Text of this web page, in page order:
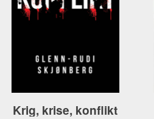
Krig, krise, konflikt